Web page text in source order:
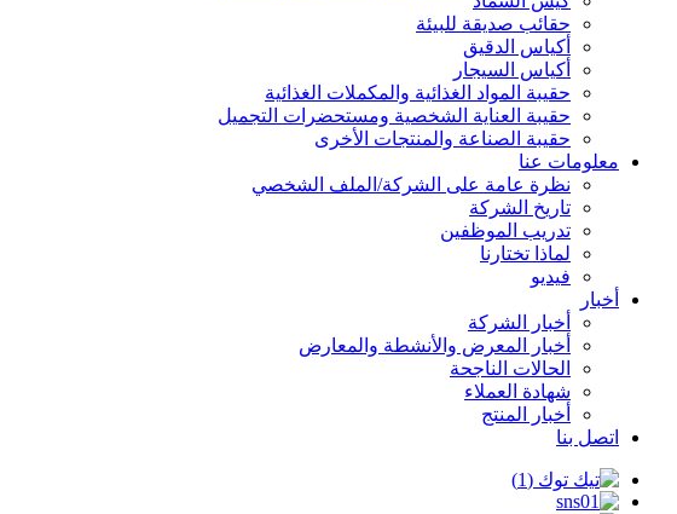
حقائب صديقة للبيئة
أكياس الدقيق
أكياس السيجار
حقيبة المواد الغذائية والمكملات الغذائية
حقيبة العناية الشخصية ومستحضرات التجميل
حقيبة الصناعة والمنتجات الأخرى
معلومات عنا
نظرة عامة على الشركة/الملف الشخصي
تاريخ الشركة
تدريب الموظفين
لماذا تختارنا
فيديو
أخبار
أخبار الشركة
أخبار المعرض والأنشطة والمعارض
الحالات الناجحة
شهادة العملاء
أخبار المنتج
اتصل بنا